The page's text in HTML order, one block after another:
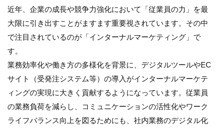
近年、企業の成長や競争力強化において「従業員の力」を最
大限に引き出すことがますます重要視されています。その中
で注目されているのが「インターナルマーケティング」で
す。
業務効率化や働き方の多様化を背景に、デジタルツールやEC
サイト（受発注システム等）の導入がインターナルマーケテ
ィングの実現に大きく貢献するようになっています。従業員
の業務負荷を減らし、コミュニケーションの活性化やワーク
ライフバランス向上を図るためにも、社内業務のデジタル化